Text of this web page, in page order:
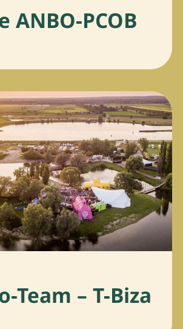
ANBO-PCOB
Team – T-Biza